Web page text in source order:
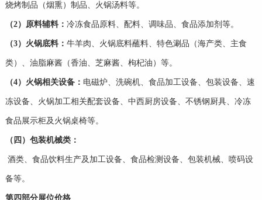
烧烤制品（烟熏）制品、火锅汤料等。
（2） 原料辅料： 冷冻食品原料、配料、调味品、食品添加剂等。
（3） 火锅底料： 牛羊肉、火锅底料蘸料、特色涮品（海产类、主食
类）、油脂麻酱（香油、芝麻酱、枸杞油）等。
（4） 火锅相关设备： 电磁炉、洗碗机、食品加工设备、包装设备、速
冻设备、火锅加工相关配套设备、中西厨房设备、不锈钢厨具、冷冻
食品展示柜及火锅桌椅等。
（四）包装机械类：
酒类、食品饮料生产及加工设备、食品检测设备、包装机械、喷码设
备等。
第四部分展位价格